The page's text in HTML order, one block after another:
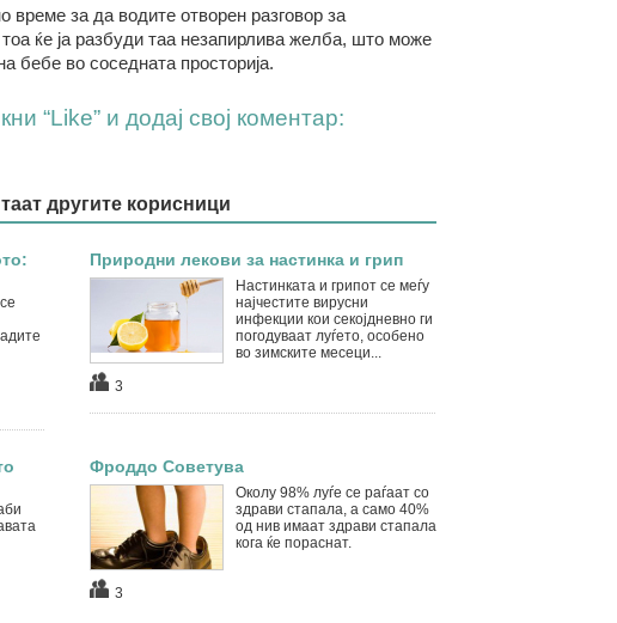
време за да водите отворен разговор за
ќе ја разбуди таа незапирлива желба, што може
бебе во соседната просторија.
“Like” и додај свој коментар:
другите корисници
Природни лекови за настинка и грип
Настинката и грипот се меѓу
најчестите вирусни
инфекции кои секојдневно ги
погодуваат луѓето, особено
во зимските месеци...
3
Фроддо Советува
Околу 98% луѓе се раѓаат со
здрави стaпала, а само 40%
од нив имаат здрави стaпала
кога ќе пораснат.
3